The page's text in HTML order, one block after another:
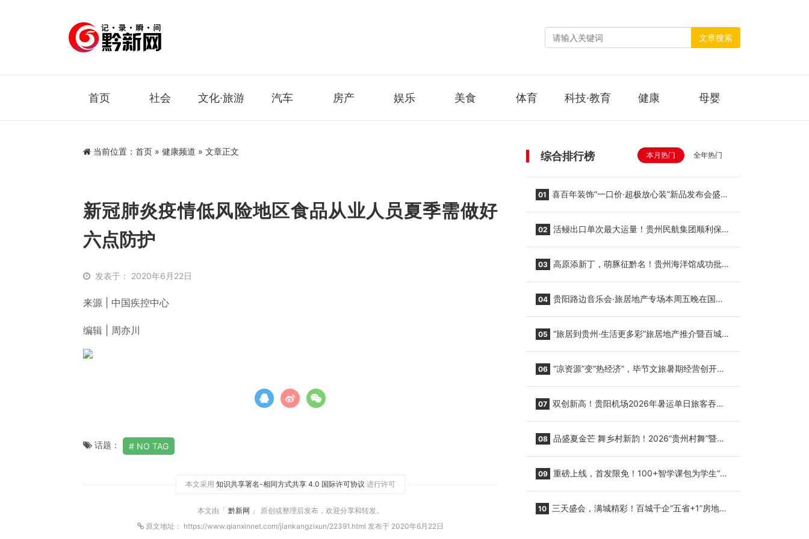
文章搜索
首页 社会 文化·旅游 汽车 房产 娱乐 美食 体育 科技·教育 健康 母婴
当前位置： 首页 » 健康频道 » 文章正文
新冠肺炎疫情低风险地区食品从业人员夏季需做好
六点防护
发表于： 2020年6月22日
来源 | 中国疾控中心
编辑 | 周亦川
话题： NO TAG
本文采用 知识共享署名-相同方式共享 4.0 国际许可协议 进行许可
本文由「 黔新网 」 原创或整理后发布，欢迎分享和转发。
原文地址： https://www.qianxinnet.com/jiankangzixun/22391.html 发布于 2020年6月22日
综合排行榜 本月热门 全年热门
01 喜百年装饰“一口价·超极放心装”新品发布会盛大
02 活鳗出口单次最大运量！贵州民航集团顺利保障
03 高原添新丁，萌豚征黔名！贵州海洋馆成功批量
04 贵阳路边音乐会·旅居地产专场本周五晚在国际
05 “旅居到贵州·生活更多彩”旅居地产推介暨百城千
06 “凉资源”变“热经济”，毕节文旅暑期经营创开门
07 双创新高！贵阳机场2026年暑运单日旅客吞吐
08 品盛夏金芒 舞乡村新韵！2026“贵州村舞”暨望
09 重磅上线，首发限免！100+智学课包为学生“精
10 三天盛会，满城精彩！百城千企“五省+1”房地产